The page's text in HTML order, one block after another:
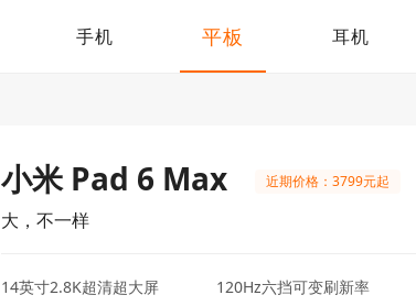
手机 平板 耳机
小米 Pad 6 Max 近期价格：3799元起
大，不一样
14英寸2.8K超清超大屏 120Hz六挡可变刷新率